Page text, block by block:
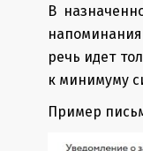
В
речь идет
к минимуму
Пример